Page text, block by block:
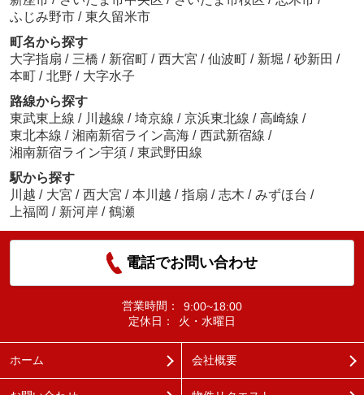
ふじみ野市 / 東久留米市
町名から探す
大字指扇 / 三橋 / 新宿町 / 西大宮 / 仙波町 / 新堀 / 砂新田 /
本町 / 北野 / 大字水子
路線から探す
東武東上線 / 川越線 / 埼京線 / 京浜東北線 / 高崎線 /
東北本線 / 湘南新宿ライン高海 / 西武新宿線 /
湘南新宿ライン宇須 / 東武野田線
駅から探す
川越 / 大宮 / 西大宮 / 本川越 / 指扇 / 志木 / みずほ台 /
上福岡 / 新河岸 / 鶴瀬
電話でお問い合わせ
営業時間：
9:00~18:00
定休日：
火・水曜日
ホーム 会社概要